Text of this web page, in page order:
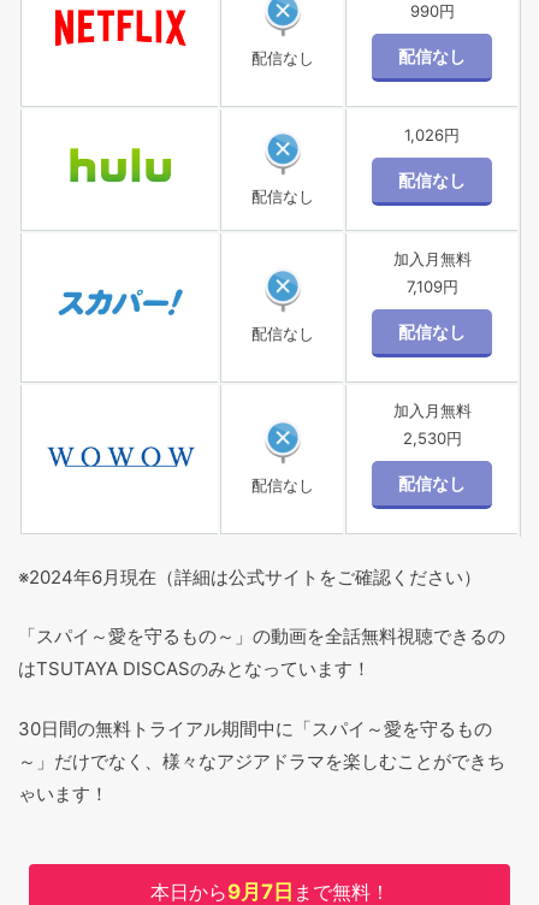
配信なし
990円
配信なし
1,026円
配信なし
加入月無料
7,109円
配信なし
加入月無料
2,530円
※2024年6月現在（詳細は公式サイトをご確認ください）
「スパイ～愛を守るもの～」の動画を全話無料視聴できるの
はTSUTAYA DISCASのみとなっています！
30日間の無料トライアル期間中に「スパイ～愛を守るもの
～」だけでなく、様々なアジアドラマを楽しむことができち
ゃいます！
本日から9月7日 まで無料！